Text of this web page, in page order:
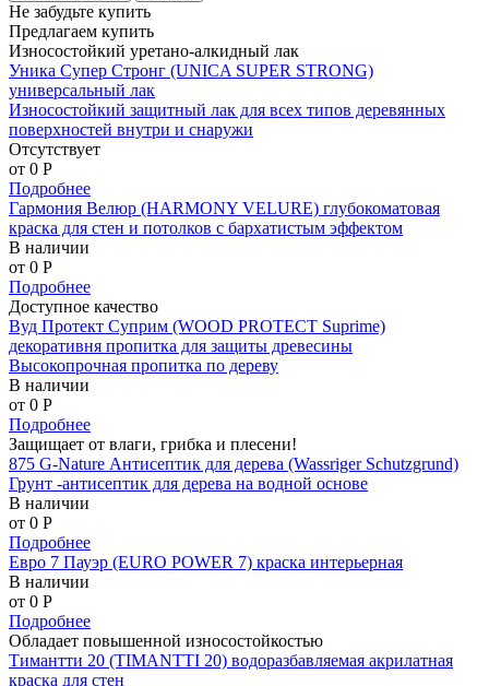
Не забудьте купить
Предлагаем купить
Износостойкий уретано-алкидный лак
Уника Супер Стронг (UNICA SUPER STRONG)
универсальный лак
Износостойкий защитный лак для всех типов деревянных
поверхностей внутри и снаружи
Отсутствует
от 0 P
Подробнее
Гармония Велюр (HARMONY VELURE) глубокоматовая
краска для стен и потолков с бархатистым эффектом
В наличии
от 0 P
Подробнее
Доступное качество
Вуд Протект Суприм (WOOD PROTECT Suprime)
декоративня пропитка для защиты древесины
Высокопрочная пропитка по дереву
В наличии
от 0 P
Подробнее
Защищает от влаги, грибка и плесени!
875 G-Nature Антисептик для дерева (Wassriger Schutzgrund)
Грунт -антисептик для дерева на водной основе
В наличии
от 0 P
Подробнее
Евро 7 Пауэр (EURO POWER 7) краска интерьерная
В наличии
от 0 P
Подробнее
Обладает повышенной износостойкостью
Тимантти 20 (TIMANTTI 20) водоразбавляемая акрилатная
краска для стен